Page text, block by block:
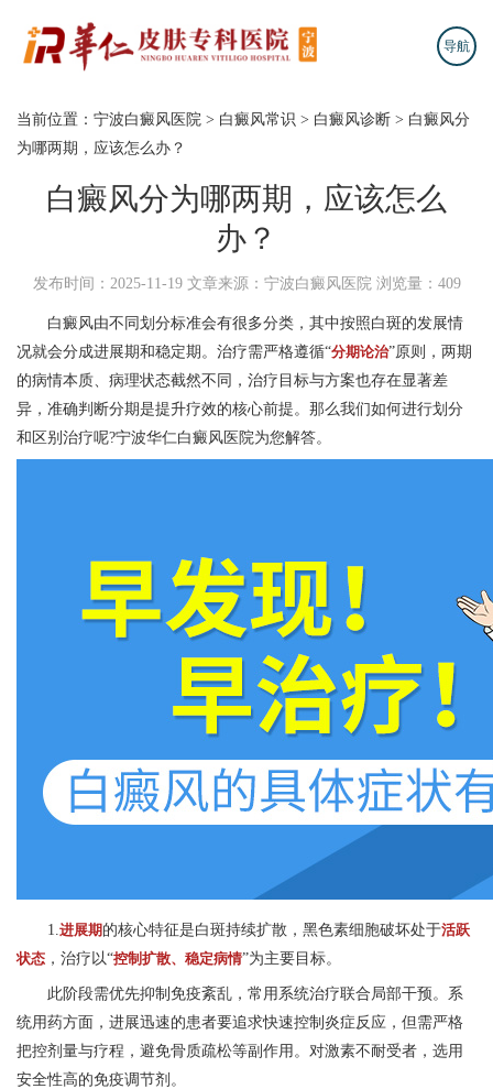
导航
当前位置： 宁波白癜风医院 > 白癜风常识 > 白癜风诊断 > 白癜风分
为哪两期，应该怎么办？
白癜风分为哪两期，应该怎么
办？
发布时间：2025-11-19 文章来源：宁波白癜风医院 浏览量：409
白癜风由不同划分标准会有很多分类，其中按照白斑的发展情
况就会分成进展期和稳定期。治疗需严格遵循“分期论治”原则，两期
的病情本质、病理状态截然不同，治疗目标与方案也存在显著差
异，准确判断分期是提升疗效的核心前提。那么我们如何进行划分
和区别治疗呢?宁波华仁白癜风医院为您解答。
1.进展期的核心特征是白斑持续扩散，黑色素细胞破坏处于活跃
状态 ，治疗以“控制扩散、稳定病情”为主要目标。
此阶段需优先抑制免疫紊乱，常用系统治疗联合局部干预。系
统用药方面，进展迅速的患者要追求快速控制炎症反应，但需严格
把控剂量与疗程，避免骨质疏松等副作用。对激素不耐受者，选用
安全性高的免疫调节剂。